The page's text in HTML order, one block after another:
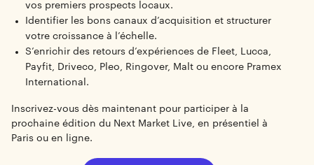
vos premiers prospects locaux.
Identifier les bons canaux d’acquisition et structurer
votre croissance à l’échelle.
S’enrichir des retours d’expériences de Fleet, Lucca,
Payfit, Driveco, Pleo, Ringover, Malt ou encore Pramex
International.
Inscrivez-vous dès maintenant pour participer à la
prochaine édition du Next Market Live, en présentiel à
Paris ou en ligne.